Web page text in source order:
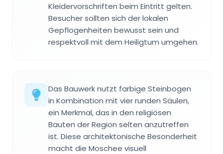
Kleidervorschriften beim Eintritt gelten.
Besucher sollten sich der lokalen
Gepflogenheiten bewusst sein und
respektvoll mit dem Heiligtum umgehen.
Das Bauwerk nutzt farbige Steinbogen
in Kombination mit vier runden Säulen,
ein Merkmal, das in den religiösen
Bauten der Region selten anzutreffen
ist. Diese architektonische Besonderheit
macht die Moschee visuell